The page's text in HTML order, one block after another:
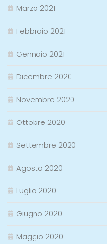
Marzo 2021
Febbraio 2021
Gennaio 2021
Dicembre 2020
Novembre 2020
Ottobre 2020
Settembre 2020
Agosto 2020
Luglio 2020
Giugno 2020
Maggio 2020